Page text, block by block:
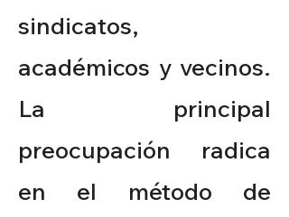
sindicatos,
académicos y vecinos.
La principal
preocupación radica
en el método de